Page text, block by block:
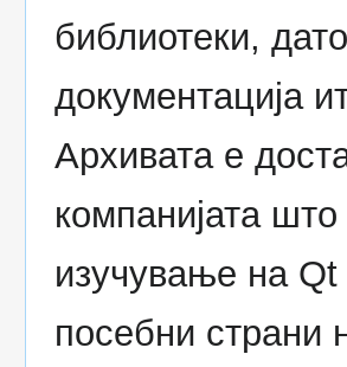
библиотеки,
документација
Архивата е
компанијата
изучување на
посебни страни